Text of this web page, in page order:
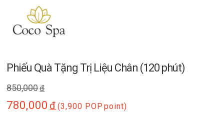
Phiếu Quà Tặng Trị Liệu Chân (120 phút)
850,000đ
780,000 đ (3,900 POP point)